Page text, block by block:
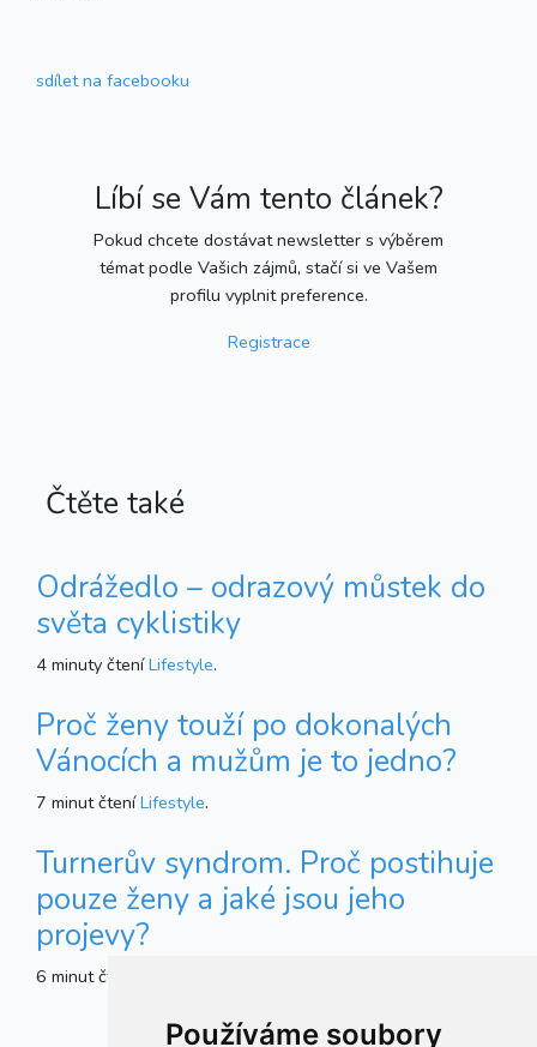
Používáme soubory
sdíletna facebooku
Líbí se Vám tento článek?
Pokud chcete dostávat newsletter s výběrem
témat podle Vašich zájmů, stačí si ve Vašem
profilu vyplnit preference.
Registrace
Čtěte také
Odrážedlo – odrazový můstek do
světa cyklistiky
4 minuty čtení Lifestyle.
Proč ženy touží po dokonalých
Vánocích a mužům je to jedno?
7 minut čtení Lifestyle.
Turnerův syndrom. Proč postihuje
pouze ženy a jaké jsou jeho
projevy?
6 minut čtení